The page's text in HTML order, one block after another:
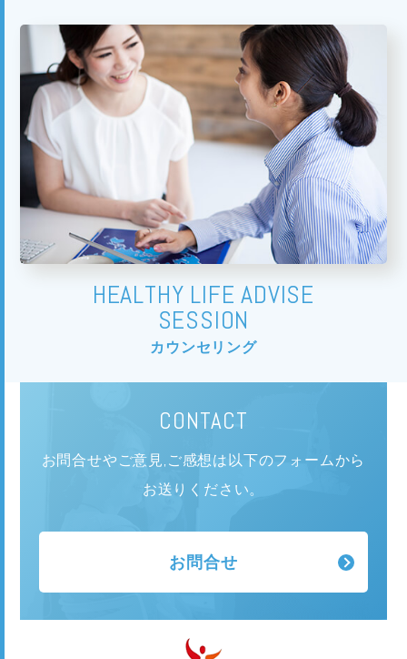
HEALTHY LIFE ADVISE
SESSION
カウンセリング
CONTACT
お問合せやご意見,ご感想は以下のフォームから
お送りください。
お問合せ